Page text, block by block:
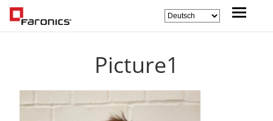
Picture1